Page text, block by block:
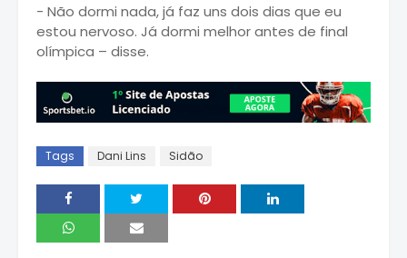
- Não dormi nada, já faz uns dois dias que eu
estou nervoso. Já dormi melhor antes de final
olímpica – disse.
Tags Dani Lins Sidão